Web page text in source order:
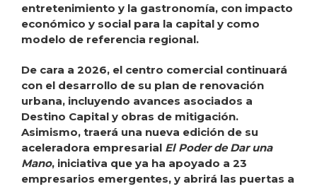
entretenimiento y la gastronomía, con impacto
económico y social para la capital y como
modelo de referencia regional.
De cara a 2026, el centro comercial continuará
con el desarrollo de su plan de renovación
urbana, incluyendo avances asociados a
Destino Capital y obras de mitigación.
Asimismo, traerá una nueva edición de su
aceleradora empresarial El Poder de Dar una
Mano, iniciativa que ya ha apoyado a 23
empresarios emergentes, y abrirá las puertas a